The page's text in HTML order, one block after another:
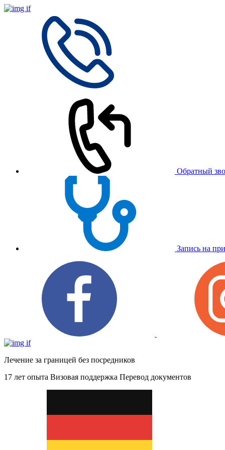
Обратный
Запись на
Лечение за границей без посредников
17 лет опыта Визовая поддержка Перевод документов